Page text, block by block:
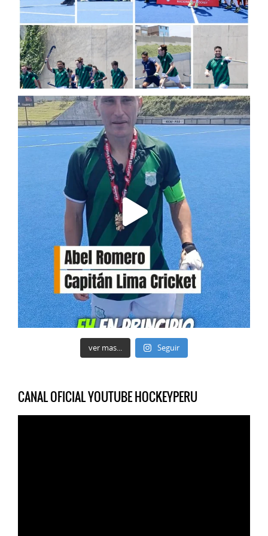
ver mas... Seguir
CANAL OFICIAL YOUTUBE HOCKEYPERU